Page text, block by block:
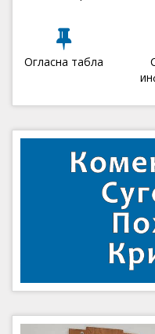
Огласна табла